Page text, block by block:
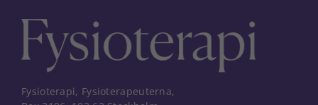
Fysioterapi, Fysioterapeuterna,